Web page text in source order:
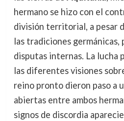
hermano se hizo con el
división territorial, a pesar
las tradiciones germánicas,
disputas internas. La lucha
las diferentes visiones
reino pronto dieron paso a
abiertas entre ambos
signos de discordia